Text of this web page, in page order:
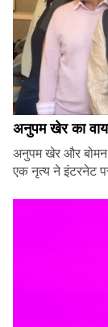
अनुपम खेर का
अनुपम खेर और बोमन
एक नृत्य ने इंटरनेट